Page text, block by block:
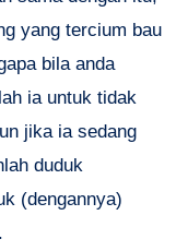
yang tercium bau
bila anda
ia untuk tidak
jika ia sedang
duduk
(dengannya)